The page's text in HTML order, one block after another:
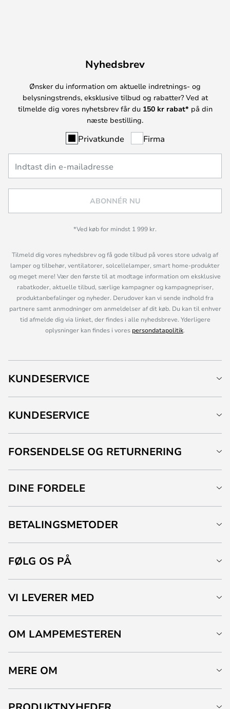
Nyhedsbrev
Ønsker du information om aktuelle indretnings- og
belysningstrends, eksklusive tilbud og rabatter? Ved at
tilmelde dig vores nyhetsbrev får du 150 kr rabat* på din
næste bestilling.
Privatkunde Firma
ABONNÉR NU
*Ved køb for mindst 1 999 kr.
Tilmeld dig vores nyhedsbrev og få gode tilbud på vores store udvalg af
lamper og tilbehør, ventilatorer, solcellelamper, smart home-produkter
og meget mere! Vær den første til at modtage information om eksklusive
rabatkoder, aktuelle tilbud, særlige kampagner og kampagnepriser,
produktanbefalinger og nyheder. Derudover kan vi sende indhold fra
partnere samt anmodninger om anmeldelser af dit køb. Du kan til enhver
tid afmelde dig via linket, der findes i alle nyhedsbreve. Yderligere
oplysninger kan findes i vores persondatapolitik.
KUNDESERVICE
KUNDESERVICE
FORSENDELSE OG RETURNERING
DINE FORDELE
BETALINGSMETODER
FØLG OS PÅ
VI LEVERER MED
OM LAMPEMESTEREN
MERE OM